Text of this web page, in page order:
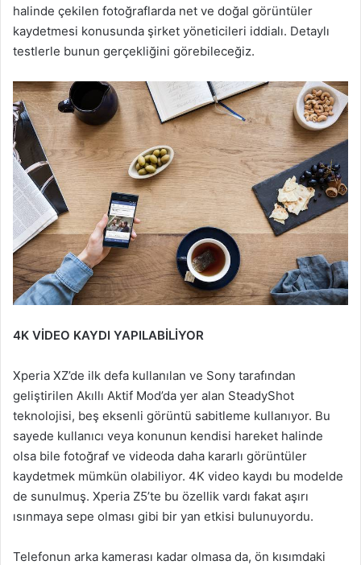
halinde çekilen fotoğraflarda net ve doğal görüntüler
kaydetmesi konusunda şirket yöneticileri iddialı. Detaylı
testlerle bunun gerçekliğini görebileceğiz.
4K VİDEO KAYDI YAPILABİLİYOR
Xperia XZ’de ilk defa kullanılan ve Sony tarafından
geliştirilen Akıllı Aktif Mod’da yer alan SteadyShot
teknolojisi, beş eksenli görüntü sabitleme kullanıyor. Bu
sayede kullanıcı veya konunun kendisi hareket halinde
olsa bile fotoğraf ve videoda daha kararlı görüntüler
kaydetmek mümkün olabiliyor. 4K video kaydı bu modelde
de sunulmuş. Xperia Z5’te bu özellik vardı fakat aşırı
ısınmaya sepe olması gibi bir yan etkisi bulunuyordu.
Telefonun arka kamerası kadar olmasa da, ön kısımdaki